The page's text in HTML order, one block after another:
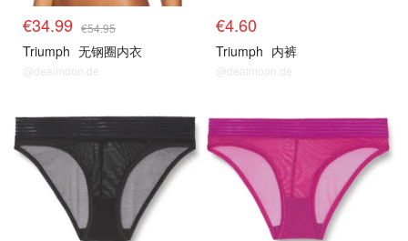
€34.99 €54.95
Triumph 无钢圈内衣
@dealmoon.de
€4.60
Triumph 内裤
@dealmoon.de